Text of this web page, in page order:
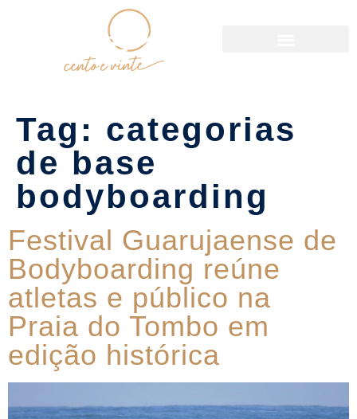
Tag: categorias
de base
bodyboarding
Festival Guarujaense de
Bodyboarding reúne
atletas e público na
Praia do Tombo em
edição histórica